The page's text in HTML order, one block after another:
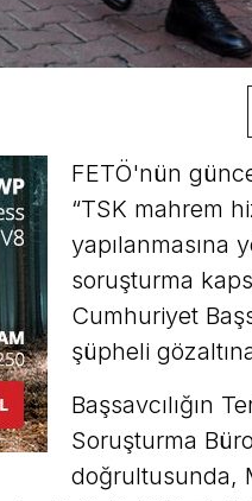
FETÖ'nün
“TSK mahrem
yapılanmasına
soruşturma
Cumhuriyet
şüpheli
Başsavcılığın
Soruşturma
doğrultusunda,